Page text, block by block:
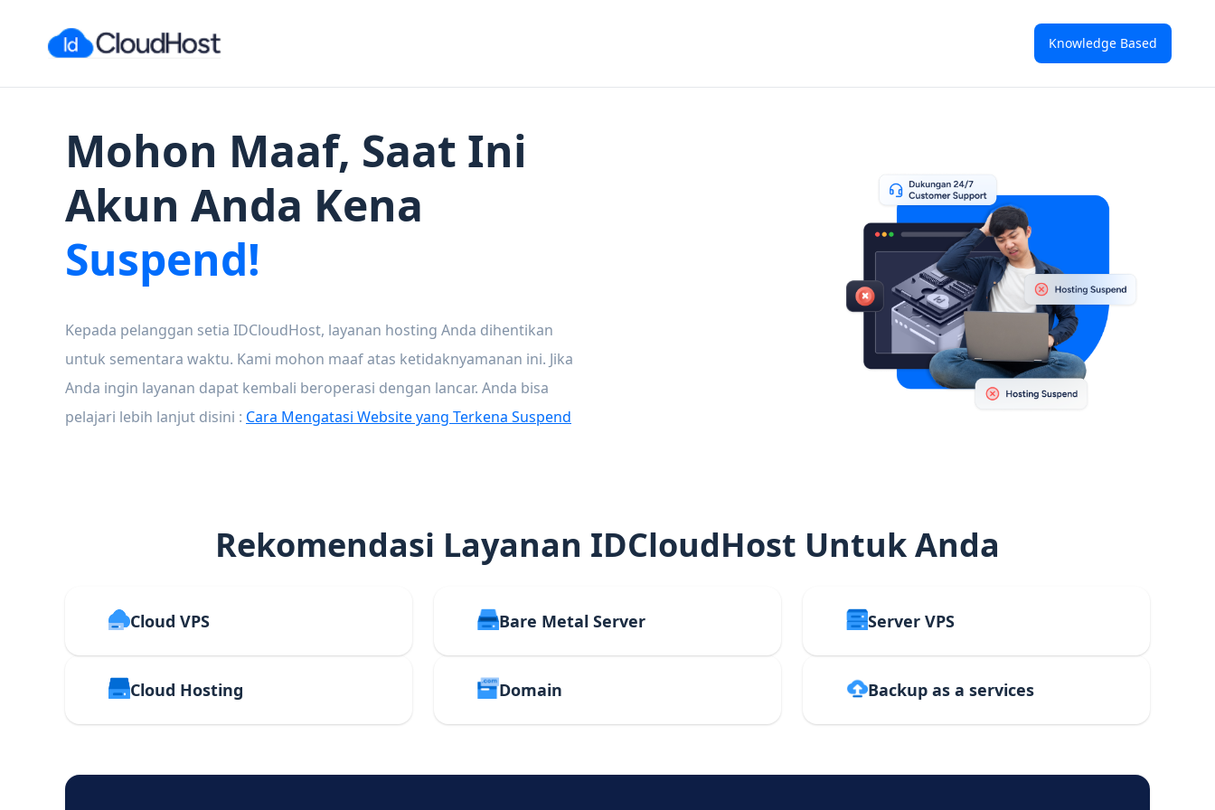
Knowledge Based
Mohon Maaf, Saat Ini
Akun Anda Kena
Suspend!
Kepada pelanggan setia IDCloudHost, layanan hosting Anda dihentikan
untuk sementara waktu. Kami mohon maaf atas ketidaknyamanan ini. Jika
Anda ingin layanan dapat kembali beroperasi dengan lancar. Anda bisa
pelajari lebih lanjut disini : Cara Mengatasi Website yang Terkena Suspend
Rekomendasi Layanan IDCloudHost Untuk Anda
Cloud VPS Bare Metal Server Server VPS
Cloud Hosting Domain Backup as a services